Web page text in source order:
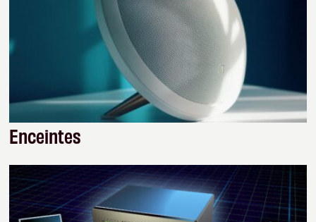
Enceintes